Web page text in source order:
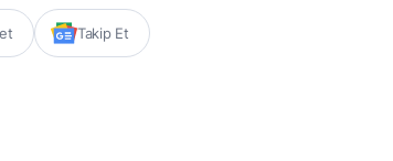
Takip Et